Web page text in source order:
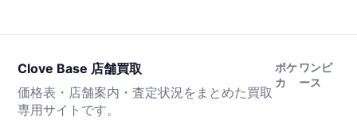
Clove Base 店舗買取
価格表・店舗案内・査定状況をまとめた買取
専用サイトです。
ポケ
カ
ワンピ
ース